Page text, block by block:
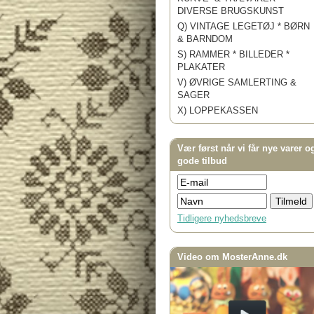
DIVERSE BRUGSKUNST
Q) VINTAGE LEGETØJ * BØRN
& BARNDOM
S) RAMMER * BILLEDER *
PLAKATER
V) ØVRIGE SAMLERTING &
SAGER
X) LOPPEKASSEN
Vær først når vi får nye varer
gode tilbud
Tidligere nyhedsbreve
Video om MosterAnne.dk